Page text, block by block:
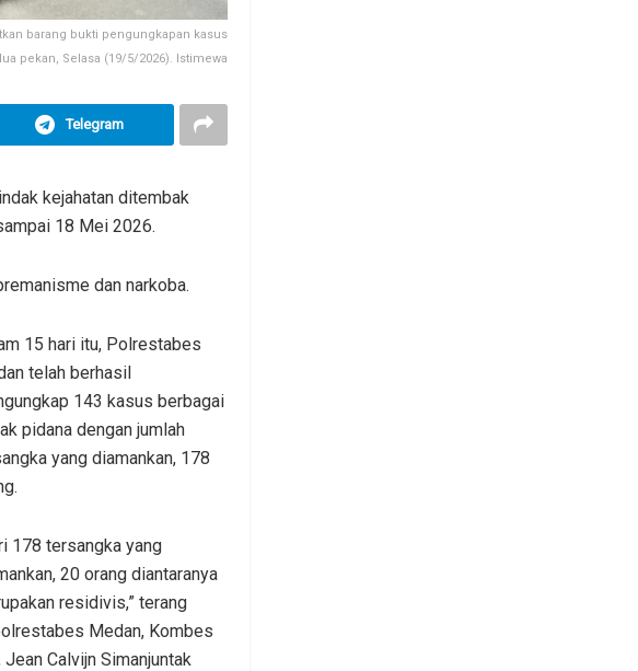
barang bukti pengungkapan kasus
pekan, Selasa (19/5/2026). Istimewa
Telegram
kejahatan ditembak
18 Mei 2026.
dan narkoba.
15 hari itu, Polrestabes
telah berhasil
143 kasus berbagai
pidana dengan jumlah
yang diamankan, 178
178 tersangka yang
20 orang diantaranya
residivis,” terang
Medan, Kombes
Jean Calvijn Simanjuntak